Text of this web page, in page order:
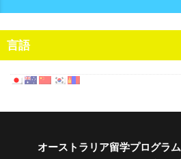
言語
オーストラリア留学プログラム